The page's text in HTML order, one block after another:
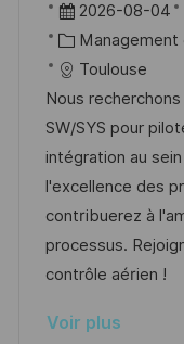
o
s
t
e
o
c
a
l
i
s
a
t
i
o
D
a
t
e
d
’
a
f
f
i
h
2026-08-04
C
a
t
é
g
o
r
i
e
Management
Toulouse
Nous
SW/SYS pour
intégration au
l'excellence des
contribuerez à
processus.
contrôle aérien !
Voir plus